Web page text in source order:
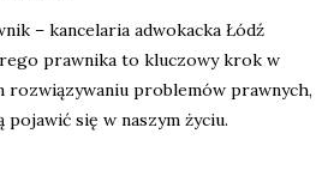
– kancelaria adwokacka Łódź
prawnika to kluczowy krok w
rozwiązywaniu problemów prawnych,
się w naszym życiu.